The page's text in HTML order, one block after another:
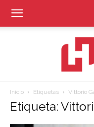
Inicio Etiquetas Vittorio
Etiqueta: